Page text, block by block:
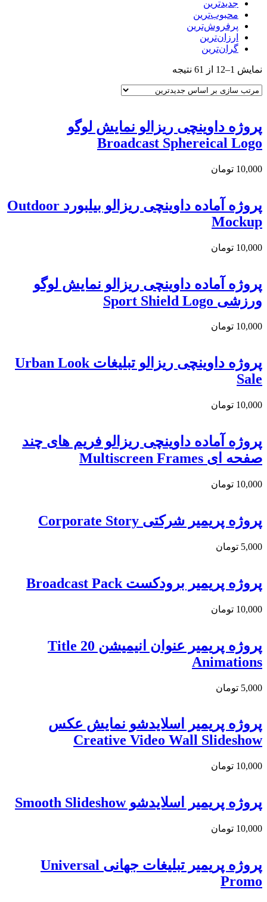
جدیدترین
محبوب‌ترین
پرفروش‌ترین
ارزان‌ترین
گران‌ترین
نمایش 1–12 از 61 نتیجه
latest
پروژه داوینچی ریزالو نمایش لوگو
Broadcast Sphereical Logo
10,000 تومان
پروژه آماده داوینچی ریزالو بیلبورد Outdoor
Mockup
10,000 تومان
پروژه آماده داوینچی ریزالو نمایش لوگو
ورزشی Sport Shield Logo
10,000 تومان
پروژه داوینچی ریزالو تبلیغات Urban Look
Sale
10,000 تومان
پروژه آماده داوینچی ریزالو فریم های چند
صفحه ای Multiscreen Frames
10,000 تومان
پروژه پریمیر شرکتی Corporate Story
5,000 تومان
پروژه پریمیر برودکست Broadcast Pack
10,000 تومان
پروژه پریمیر عنوان انیمیشن 20 Title
Animations
5,000 تومان
پروژه پریمیر اسلایدشو نمایش عکس
Creative Video Wall Slideshow
10,000 تومان
پروژه پریمیر اسلایدشو Smooth Slideshow
10,000 تومان
پروژه پریمیر تبلیغات جهانی Universal
Promo